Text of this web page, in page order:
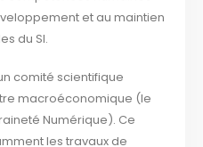
et au maintien
du SI.
comité scientifique
macroéconomique (le
Numérique). Ce
les travaux de